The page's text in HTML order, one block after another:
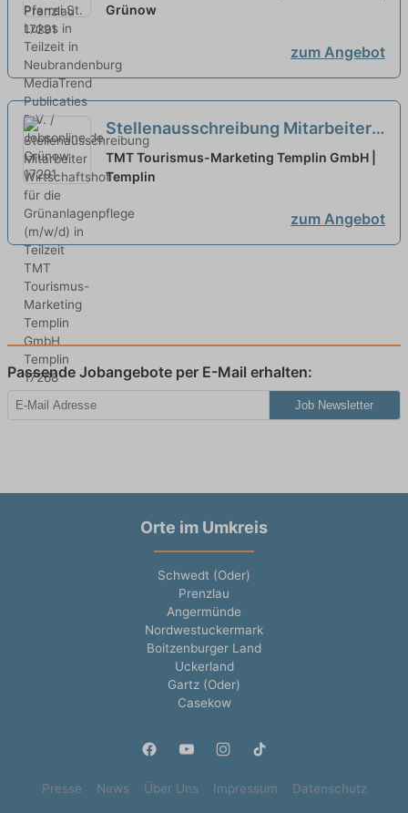
Neubrandenburg
Grünow
zum Angebot
Stellenausschreibung Mitarbeiter
Wirtschaftshof für die
Grünanlagenpflege (m/w/d) in
TMT Tourismus-Marketing Templin GmbH |
Templin
zum Angebot
Passende Jobangebote per E-Mail erhalten:
Job Newsletter
Orte im Umkreis
Schwedt (Oder)
Prenzlau
Angermünde
Nordwestuckermark
Boitzenburger Land
Uckerland
Gartz (Oder)
Casekow
Presse News Über Uns Impressum Datenschutz